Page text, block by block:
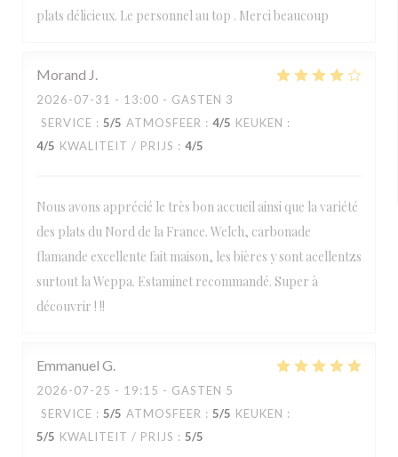
plats délicieux. Le personnel au top . Merci beaucoup
Morand J
2026-07-31 - 13:00 - GASTEN 3
SERVICE : 5/5 ATMOSFEER : 4/5 KEUKEN :
4/5 KWALITEIT / PRIJS : 4/5
Nous avons apprécié le très bon accueil ainsi que la variété
des plats du Nord de la France. Welch, carbonade
flamande excellente fait maison, les bières y sont acellentzs
surtout la Weppa. Estaminet recommandé. Super à
découvrir ! !!
Emmanuel G
2026-07-25 - 19:15 - GASTEN 5
SERVICE : 5/5 ATMOSFEER : 5/5 KEUKEN :
5/5 KWALITEIT / PRIJS : 5/5